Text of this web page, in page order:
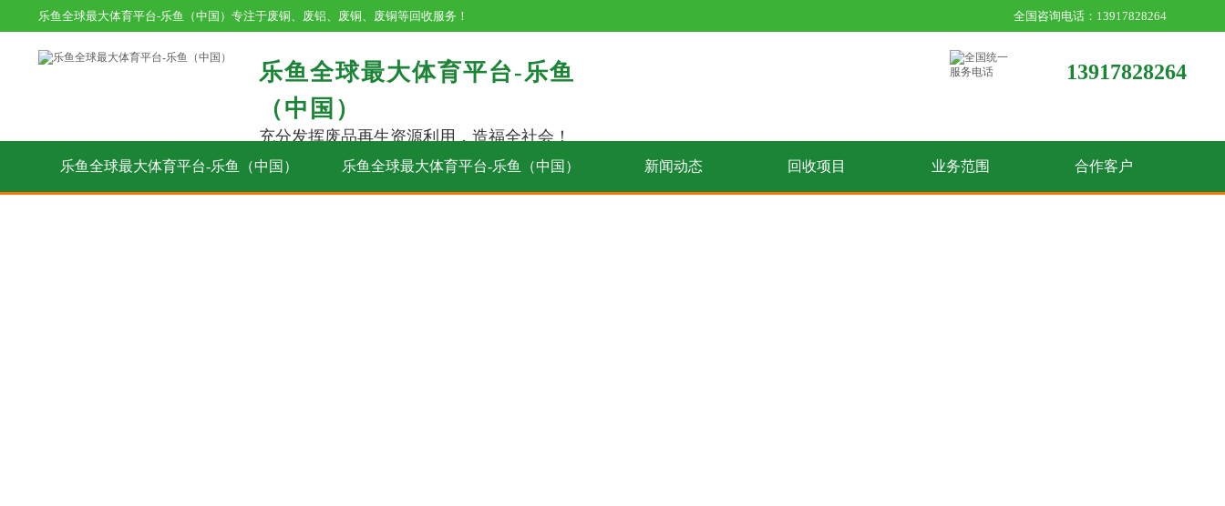
乐鱼全球最大体育平台-乐鱼（中国）专注于废铜、废铝、废铜、废铜等回收服务！ 全国咨询电话：13917828264
乐鱼全球最大体育平台-乐鱼
（中国）
充分发挥废品再生资源利用，造福全社会！
13917828264
乐鱼全球最大体育平台-乐鱼（中国） 乐鱼全球最大体育平台-乐鱼（中国） 新闻动态 回收项目 业务范围 合作客户